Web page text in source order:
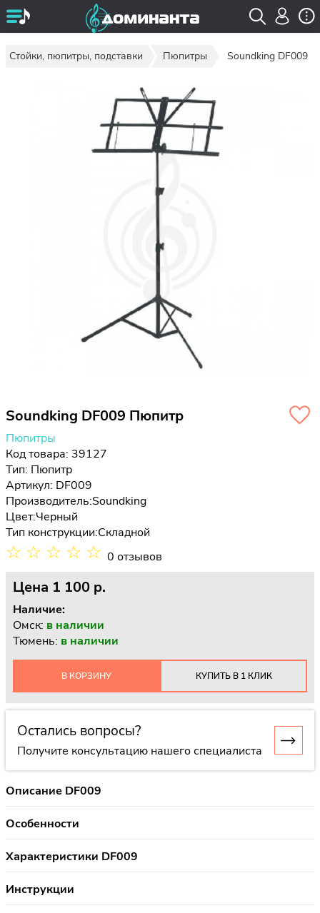
Стойки, пюпитры, подставки Пюпитры Soundking DF009
Soundking DF009 Пюпитр
Пюпитры
Код товара: 39127
Тип: Пюпитр
Артикул: DF009
Производитель:Soundking
Цвет:Черный
Тип конструкции:Складной
☆ ☆ ☆ ☆ ☆ 0 отзывов
Цена 1 100 p.
Наличие:
Омск: в наличии
Тюмень: в наличии
В КОРЗИНУ КУПИТЬ В 1 КЛИК
Остались вопросы?
Получите консультацию нашего специалиста
Описание DF009
Особенности
Характеристики DF009
Инструкции